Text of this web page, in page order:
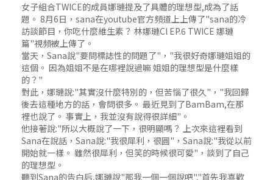
女子組合TWICE的成員娜璉提及了具體的理想型,成為了話
題。 8月6日，sana在youtube官方頻道上上傳了"sana的冷
訪談節目，你吃什麼維生素？ 林娜璉Cl EP.6 TWICE 娜璉
篇"視頻被上傳了。
當天，Sana說"要問標誌性的問題了"，"我很好奇娜璉姐姐的
這個。 因為姐姐不是在哪裡說過嘛 姐姐的理想型是什麼樣
的？"
對此，娜璉說:"其實沒什麼特別的，但苦惱了很久"，"我回歸
後去這種地方的話，會問很多。 最近見到了BamBam,在那
裡也說了。 事實上，我並沒有說得很詳細"。
他接著說:"所以大概說了一下，很明顯嗎？ 上次來這裡看到
Sana在說話，Sana說:"我很犀利，很圓"，Sana說:"我從以前
開始就一樣。 雖然很犀利，但笑的時候很可愛"，談到了自己
的理想型。
聽到Sana的告白后,娜璉說"那我一個一個說吧","首先我喜歡